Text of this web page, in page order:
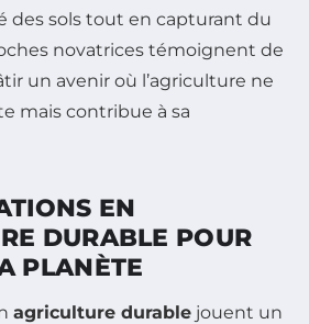
des sols tout en capturant du
novatrices témoignent de
un avenir où l’agriculture ne
mais contribue à sa
EN
DURABLE POUR
PLANÈTE
agriculture durable jouent un